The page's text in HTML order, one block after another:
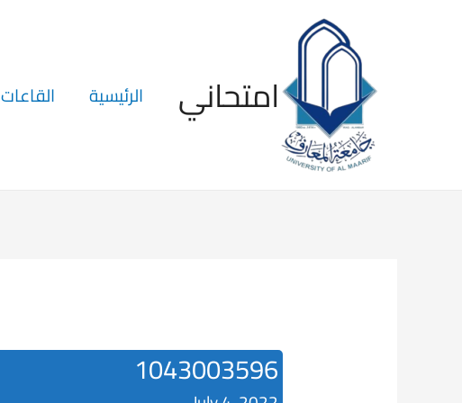
الرئيسية القاعات امتحاني
1043003596